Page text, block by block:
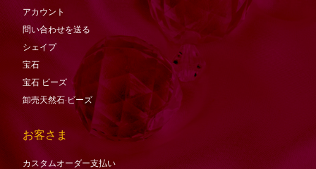
アカウント
問い合わせを送る
シェイプ
宝石
宝石 ビーズ
卸売天然石·ビーズ
お客さま
カスタムオーダー支払い